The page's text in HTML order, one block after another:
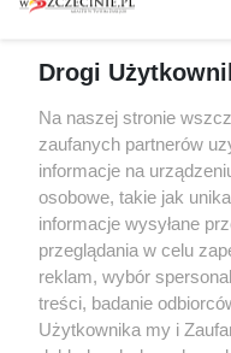
Spacery i oprowadzania
targi
Wernisaże
Więcej
Drogi
Na naszej stronie
zaufanych partnerów
informacje na
osobowe, takie jak
informacje wysyłane
przeglądania w celu
reklam, wybór
treści, badanie
Użytkownika my i